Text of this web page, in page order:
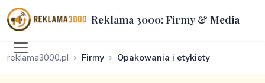
Reklama 3000: Firmy & Media
reklama3000.pl Firmy Opakowania i etykiety